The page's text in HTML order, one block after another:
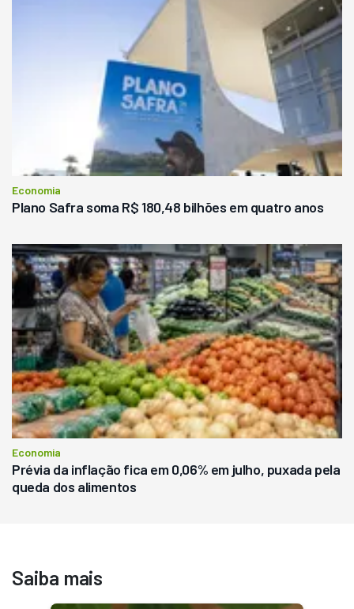
Economia
Plano Safra soma R$ 180,48 bilhões em quatro anos
Economia
Prévia da inflação fica em 0,06% em julho, puxada pela
queda dos alimentos
Saiba mais